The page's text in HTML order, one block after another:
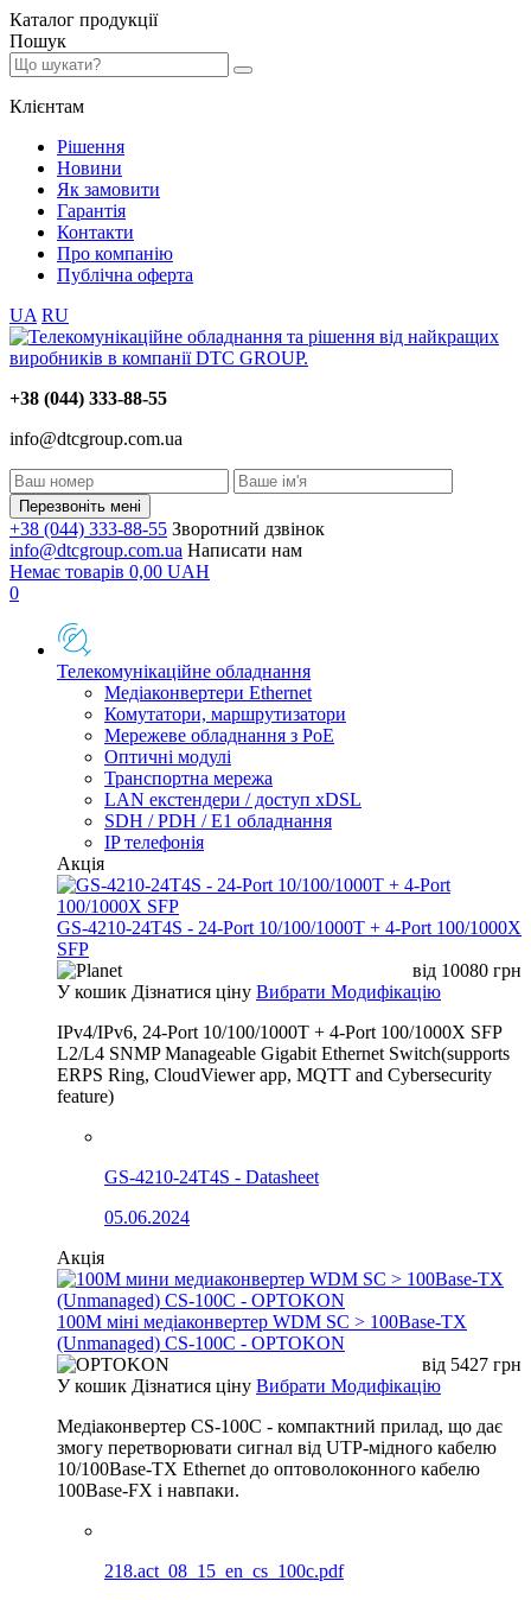
Каталог продукції
Пошук
Клієнтам
Рішення
Новини
Як замовити
Гарантія
Контакти
Про компанію
Публічна оферта
UA RU
+38 (044) 333-88-55
info@dtcgroup.com.ua
Перезвоніть мені
+38 (044) 333-88-55 Зворотний дзвінок
info@dtcgroup.com.ua Написати нам
Немає товарів 0,00 UAH
0
Телекомунікаційне обладнання
Медіаконвертери Ethernet
Комутатори, маршрутизатори
Мережеве обладнання з PoE
Оптичні модулі
Транспортна мережа
LAN екстендери / доступ xDSL
SDH / PDH / E1 обладнання
IP телефонія
Акція
GS-4210-24T4S - 24-Port 10/100/1000T + 4-Port 100/1000X
SFP
від 10080 грн
У кошик Дізнатися ціну Вибрати Модифікацію
IPv4/IPv6, 24-Port 10/100/1000T + 4-Port 100/1000X SFP
L2/L4 SNMP Manageable Gigabit Ethernet Switch(supports
ERPS Ring, CloudViewer app, MQTT and Cybersecurity
feature)
GS-4210-24T4S - Datasheet
05.06.2024
Акція
100М міні медіаконвертер WDM SC > 100Base-TX
(Unmanaged) CS-100C - OPTOKON
від 5427 грн
У кошик Дізнатися ціну Вибрати Модифікацію
Медіаконвертер CS-100C - компактний прилад, що дає
змогу перетворювати сигнал від UTP-мідного кабелю
10/100Base-TX Ethernet до оптоволоконного кабелю
100Base-FX і навпаки.
218.act_08_15_en_cs_100c.pdf